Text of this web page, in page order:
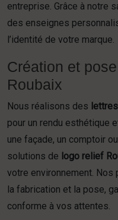
entreprise. Grâce à notre
des enseignes
l’identité de votre marque.
Création et
Roubaix
Nous réalisons des
pour un rendu esthétique
une façade, un comptoir
solutions de logo relief
votre environnement. Nos
la fabrication et la pose,
conforme à vos attentes.